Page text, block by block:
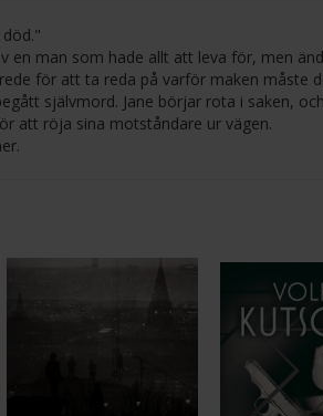
en man som hade allt att leva för, men
för att ta reda på varför maken måste
självmord. Jane börjar rota i saken,
att röja sina motståndare ur vägen.